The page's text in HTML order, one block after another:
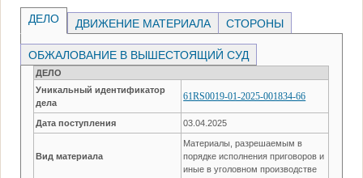
ДЕЛО ДВИЖЕНИЕ МАТЕРИАЛА СТОРОНЫ
ОБЖАЛОВАНИЕ В ВЫШЕСТОЯЩИЙ СУД
ДЕЛО
Уникальный идентификатор
дела
61RS0019-01-2025-001834-66
Дата поступления 03.04.2025
Вид материала
Материалы, разрешаемым в
порядке исполнения приговоров и
иные в уголовном производстве